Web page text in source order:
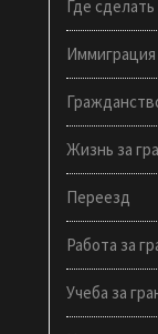
Где сделать
Иммиграция
Жизнь за
Переезд
Работа за
Учеба за